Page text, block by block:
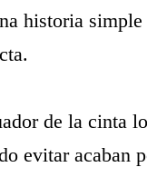
historia simple
de la cinta
evitar acaban